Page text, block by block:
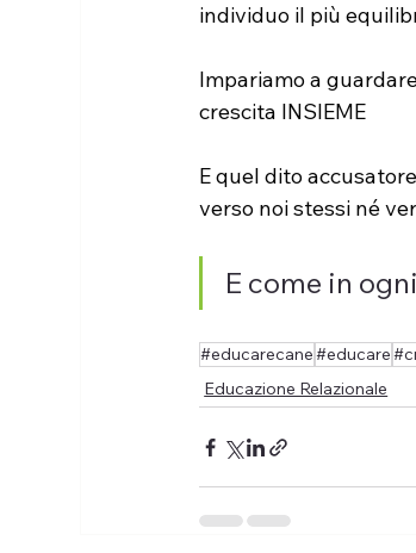
individuo il più
Impariamo a
crescita INSIEME
E quel dito
verso noi stessi né
E come in
#educarecane#educare
Educazione Relazionale